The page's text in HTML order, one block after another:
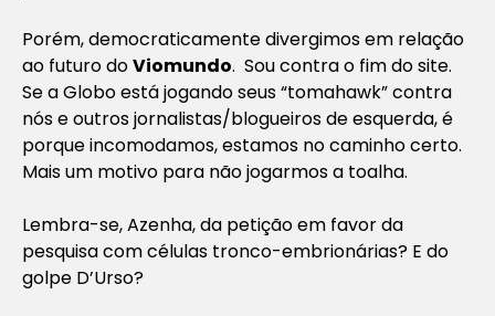
Porém, democraticamente divergimos em relação
ao futuro doViomundo. Sou contra o fim do site.
Se a Globo está jogando seus “tomahawk” contra
nós e outros jornalistas/blogueiros de esquerda, é
porque incomodamos, estamos no caminho certo.
Mais um motivo para não jogarmos a toalha.
Lembra-se, Azenha, da petição em favor da
pesquisa com células tronco-embrionárias? E do
golpe D’Urso?